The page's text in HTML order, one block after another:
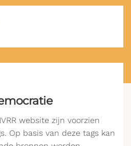
website zijn voorzien
Op basis van deze tags kan